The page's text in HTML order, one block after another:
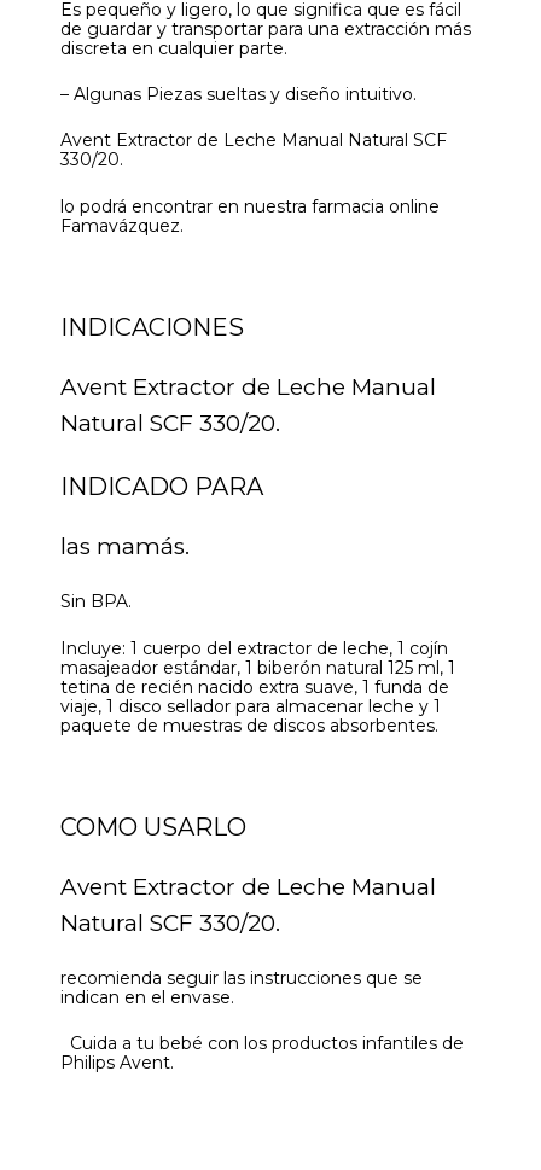
Es pequeño y ligero, lo que significa que es fácil
de guardar y transportar para una extracción más
discreta en cualquier parte.
– Algunas Piezas sueltas y diseño intuitivo.
Avent Extractor de Leche Manual Natural SCF
330/20.
lo podrá encontrar en nuestra farmacia online
Famavázquez.
INDICACIONES
Avent Extractor de Leche Manual
Natural SCF 330/20.
INDICADO PARA
las mamás.
Sin BPA.
Incluye: 1 cuerpo del extractor de leche, 1 cojín
masajeador estándar, 1 biberón natural 125 ml, 1
tetina de recién nacido extra suave, 1 funda de
viaje, 1 disco sellador para almacenar leche y 1
paquete de muestras de discos absorbentes.
COMO USARLO
Avent Extractor de Leche Manual
Natural SCF 330/20.
recomienda seguir las instrucciones que se
indican en el envase.
Cuida a tu bebé con los productos infantiles de
Philips Avent.